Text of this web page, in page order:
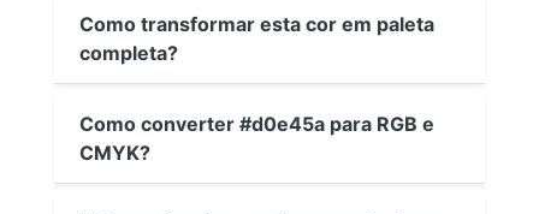
Como transformar esta cor em paleta
completa?
Como converter #d0e45a para RGB e
CMYK?